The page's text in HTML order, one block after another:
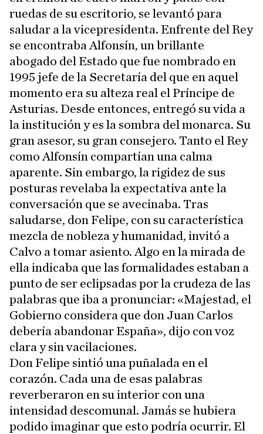
ruedas de su escritorio, se levantó para
saludar a la vicepresidenta. Enfrente del Rey
se encontraba Alfonsín, un brillante
abogado del Estado que fue nombrado en
1995 jefe de la Secretaría del que en aquel
momento era su alteza real el Príncipe de
Asturias. Desde entonces, entregó su vida a
la institución y es la sombra del monarca. Su
gran asesor, su gran consejero. Tanto el Rey
como Alfonsín compartían una calma
aparente. Sin embargo, la rigidez de sus
posturas revelaba la expectativa ante la
conversación que se avecinaba. Tras
saludarse, don Felipe, con su característica
mezcla de nobleza y humanidad, invitó a
Calvo a tomar asiento. Algo en la mirada de
ella indicaba que las formalidades estaban a
punto de ser eclipsadas por la crudeza de las
palabras que iba a pronunciar: «Majestad, el
Gobierno considera que don Juan Carlos
debería abandonar España», dijo con voz
clara y sin vacilaciones.
Don Felipe sintió una puñalada en el
corazón. Cada una de esas palabras
reverberaron en su interior con una
intensidad descomunal. Jamás se hubiera
podido imaginar que esto podría ocurrir. El